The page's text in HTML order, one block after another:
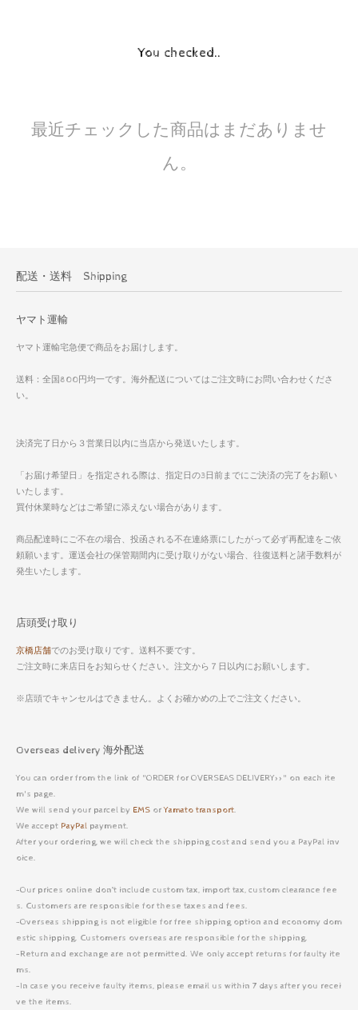
You checked..
最近チェックした商品はまだありませ
ん。
配送・送料 Shipping
ヤマト運輸
ヤマト運輸宅急便で商品をお届けします。
送料：全国800円均一です。海外配送についてはご注文時にお問い合わせくださ
い。
決済完了日から３営業日以内に当店から発送いたします。
「お届け希望日」を指定される際は、指定日の3日前までにご決済の完了をお願い
いたします。
買付休業時などはご希望に添えない場合があります。
商品配達時にご不在の場合、投函される不在連絡票にしたがって必ず再配達をご依
頼願います。運送会社の保管期間内に受け取りがない場合、往復送料と諸手数料が
発生いたします。
店頭受け取り
京橋店舗でのお受け取りです。送料不要です。
ご注文時に来店日をお知らせください。注文から７日以内にお願いします。
※店頭でキャンセルはできません。よくお確かめの上でご注文ください。
Overseas delivery 海外配送
You can order from the link of "ORDER for OVERSEAS DELIVERY>>" on each ite
m's page.
We will send your parcel by EMS orYamato transport.
We accept PayPal payment.
After your ordering, we will check the shipping cost and send you a PayPal inv
oice.
-Our prices online don’t include custom tax, import tax, custom clearance fee
s. Customers are responsible for these taxes and fees.
-Overseas shipping is not eligible for free shipping option and economy dom
estic shipping. Customers overseas are responsible for the shipping.
-Return and exchange are not permitted. We only accept returns for faulty ite
ms.
-In case you receive faulty items, please email us within 7 days after you recei
ve the items.